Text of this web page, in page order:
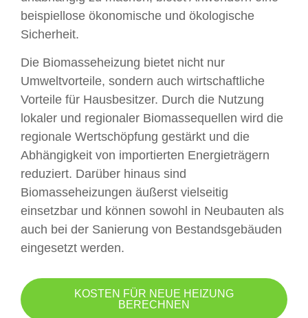
beispiellose ökonomische und ökologische
Sicherheit.
Die Biomasseheizung bietet nicht nur
Umweltvorteile, sondern auch wirtschaftliche
Vorteile für Hausbesitzer. Durch die Nutzung
lokaler und regionaler Biomassequellen wird die
regionale Wertschöpfung gestärkt und die
Abhängigkeit von importierten Energieträgern
reduziert. Darüber hinaus sind
Biomasseheizungen äußerst vielseitig
einsetzbar und können sowohl in Neubauten als
auch bei der Sanierung von Bestandsgebäuden
eingesetzt werden.
KOSTEN FÜR NEUE HEIZUNG
BERECHNEN